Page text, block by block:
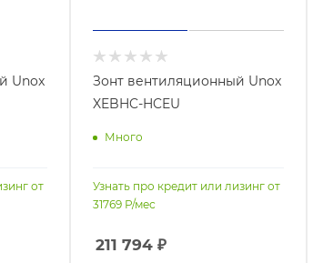
Unox
от
Зонт вентиляционный Unox
XEBHC-HCEU
Много
Узнать про кредит или лизинг от
31769Р/мес
211 794₽